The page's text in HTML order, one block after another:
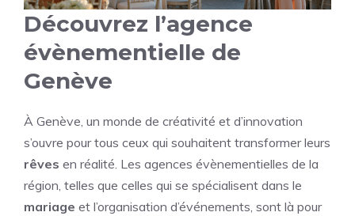
Découvrez l’agence
évènementielle de
Genève
À Genève, un monde de créativité et d’innovation
s’ouvre pour tous ceux qui souhaitent transformer leurs
rêves en réalité. Les agences évènementielles de la
région, telles que celles qui se spécialisent dans le
mariage et l’organisation d’événements, sont là pour